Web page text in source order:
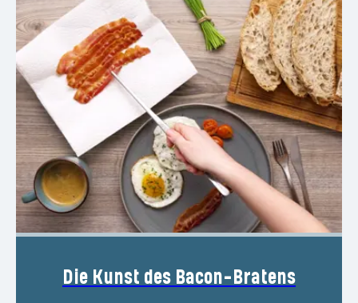
Die Kunst des Bacon-Bratens